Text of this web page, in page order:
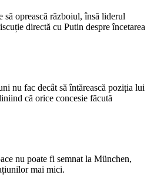
oprească războiul, însă liderul
directă cu Putin despre încetarea
nu fac decât să întărească poziția lui
că orice concesie făcută
nu poate fi semnat la München,
mai mici.